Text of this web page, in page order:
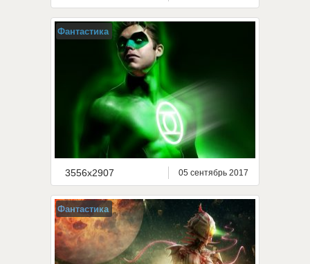
Фантастика
3556x2907 05 сентябрь 2017
Фантастика